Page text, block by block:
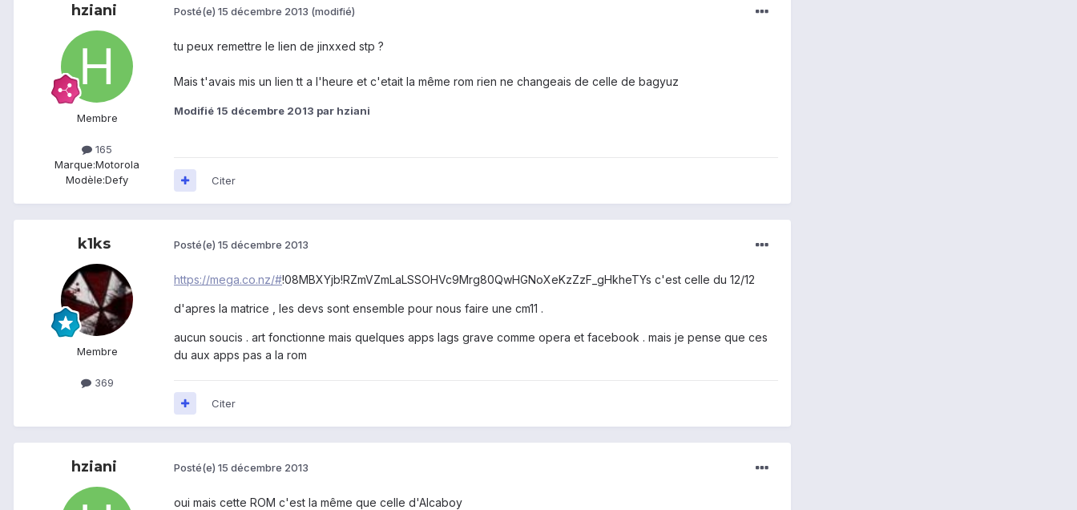
hziani
Membre
165
Marque:Motorola
Modèle:Defy
Posté(e) 15 décembre 2013 (modifié)
tu peux remettre le lien de jinxxed stp ?
Mais t'avais mis un lien tt a l'heure et c'etait la même rom rien ne changeais de celle de bagyuz
Modifié 15 décembre 2013 par hziani
Citer
k1ks
Membre
369
Posté(e) 15 décembre 2013
https://mega.co.nz/#!08MBXYjb!RZmVZmLaLSSOHVc9Mrg80QwHGNoXeKzZzF_gHkheTYs c'est celle du 12/12
d'apres la matrice , les devs sont ensemble pour nous faire une cm11 .
aucun soucis . art fonctionne mais quelques apps lags grave comme opera et facebook . mais je pense que ces
du aux apps pas a la rom
Citer
hziani Posté(e) 15 décembre 2013
oui mais cette ROM c'est la même que celle d'Alcaboy